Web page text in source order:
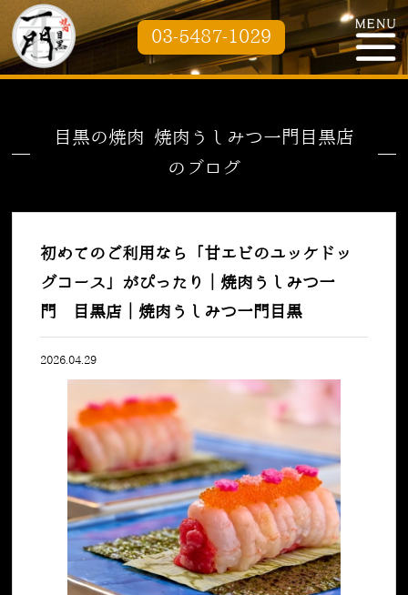
03-5487-1029
目黒の焼肉 焼肉うしみつ一門目黒店
のブログ
初めてのご利用なら「甘エビのユッケドッ
グコース」がぴったり｜焼肉うしみつ一
門 目黒店｜焼肉うしみつ一門目黒
2026.04.29